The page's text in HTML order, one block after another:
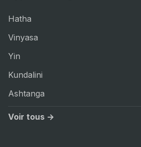
Hatha
Vinyasa
Yin
Kundalini
Ashtanga
Voir tous →